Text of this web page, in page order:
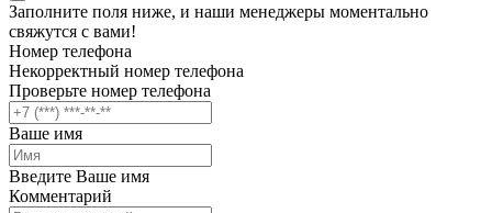
Заполните поля ниже, и наши менеджеры моментально
свяжутся с вами!
Номер телефона
Некорректный номер телефона
Проверьте номер телефона
Ваше имя
Введите Ваше имя
Комментарий